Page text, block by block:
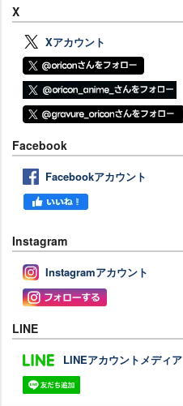
X
Xアカウント
Facebook
Facebookアカウント
Instagram
Instagramアカウント
LINE
LINEアカウントメディア